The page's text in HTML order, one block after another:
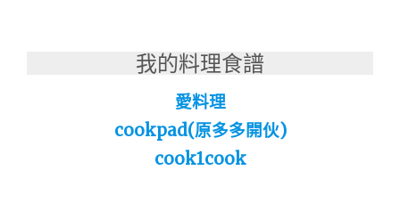
我的料理食譜
愛料理
cookpad(原多多開伙)
cook1cook